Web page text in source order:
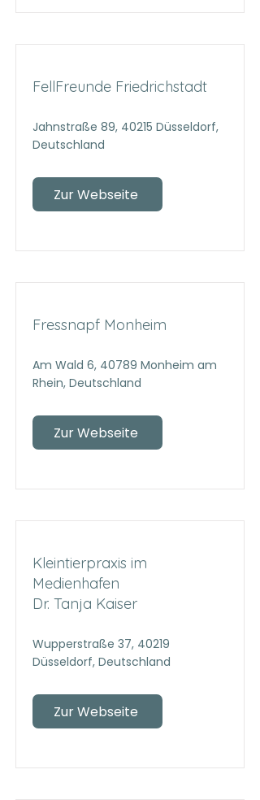
FellFreunde Friedrichstadt
Jahnstraße 89, 40215 Düsseldorf,
Deutschland
Zur Webseite
Fressnapf Monheim
Am Wald 6, 40789 Monheim am
Rhein, Deutschland
Zur Webseite
Kleintierpraxis im
Medienhafen
Dr. Tanja Kaiser
Wupperstraße 37, 40219
Düsseldorf, Deutschland
Zur Webseite